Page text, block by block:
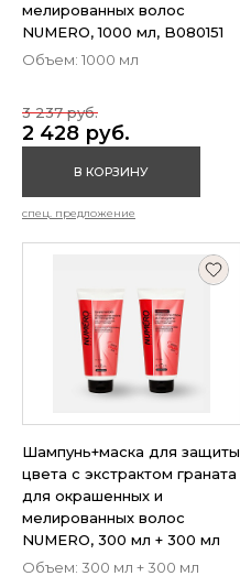
мелированных волос
NUMERO, 1000 мл, B080151
Объем: 1000 мл
2 428 руб.
3 237 руб.
В КОРЗИНУ
спец. предложение
Шампунь+маска для защиты
цвета с экстрактом граната
для окрашенных и
мелированных волос
NUMERO, 300 мл + 300 мл
Объем: 300 мл + 300 мл